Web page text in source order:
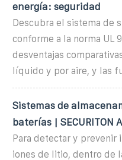
energía: seguridad
Descubra el sistema de
conforme a la norma UL
desventajas
líquido y por aire, y las
Sistemas de
baterías | SECURITON
Para detectar y prevenir
iones de litio, dentro de